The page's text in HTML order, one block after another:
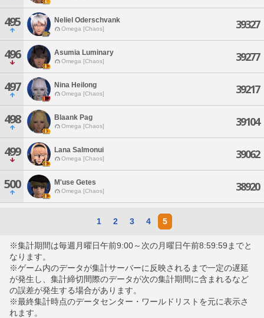
495 Neliel Oderschvank
Omega [Chaos] 39327
496 Asumia Luminary
Omega [Chaos] 39277
497 Nina Heilong
Omega [Chaos] 39217
498 Blaank Pag
Omega [Chaos] 39104
499 Lana Salmonui
Omega [Chaos] 39062
500 M'use Getes
Omega [Chaos] 38920
1 2 3 4 5
※集計期間は毎週月曜日午前9:00～次の月曜日午前8:59:59までと
なります。
※ゲーム内のデータが集計サーバーに反映されるまで一定の遅延
が発生し、集計締切間際のデータが次の集計期間に含まれるなど
の誤差が発生する場合があります。
※最終集計時点のデータセンター・ワールドリストを元に表示さ
れます。